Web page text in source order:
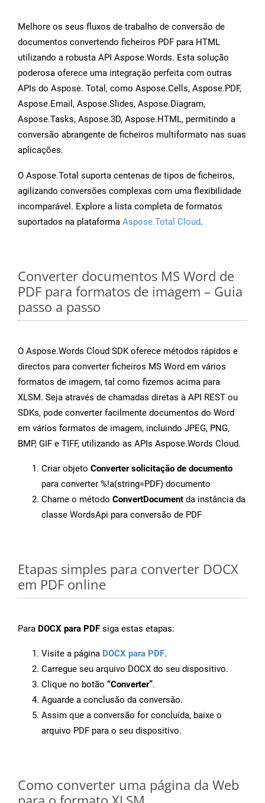
Melhore os seus fluxos de trabalho de conversão de
documentos convertendo ficheiros PDF para HTML
utilizando a robusta API Aspose.Words. Esta solução
poderosa oferece uma integração perfeita com outras
APIs do Aspose. Total, como Aspose.Cells, Aspose.PDF,
Aspose.Email, Aspose.Slides, Aspose.Diagram,
Aspose.Tasks, Aspose.3D, Aspose.HTML, permitindo a
conversão abrangente de ficheiros multiformato nas suas
aplicações.
O Aspose.Total suporta centenas de tipos de ficheiros,
agilizando conversões complexas com uma flexibilidade
incomparável. Explore a lista completa de formatos
suportados na plataforma Aspose.Total Cloud.
Converter documentos MS Word de
PDF para formatos de imagem – Guia
passo a passo
O Aspose.Words Cloud SDK oferece métodos rápidos e
directos para converter ficheiros MS Word em vários
formatos de imagem, tal como fizemos acima para
XLSM. Seja através de chamadas diretas à API REST ou
SDKs, pode converter facilmente documentos do Word
em vários formatos de imagem, incluindo JPEG, PNG,
BMP, GIF e TIFF, utilizando as APIs Aspose.Words Cloud.
Criar objeto Converter solicitação de documento
para converter %!a(string=PDF) documento
Chame o método ConvertDocument da instância da
classe WordsApi para conversão de PDF
Etapas simples para converter DOCX
em PDF online
Para DOCX para PDF siga estas etapas:
Visite a página DOCX para PDF.
Carregue seu arquivo DOCX do seu dispositivo.
Clique no botão “Converter”.
Aguarde a conclusão da conversão.
Assim que a conversão for concluída, baixe o
arquivo PDF para o seu dispositivo.
Como converter uma página da Web